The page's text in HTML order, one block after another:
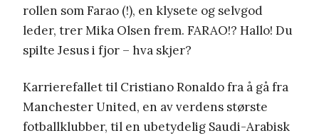
rollen som Farao (!), en klysete og selvgod
leder, trer Mika Olsen frem. FARAO!? Hallo! Du
spilte Jesus i fjor – hva skjer?
Karrierefallet til Cristiano Ronaldo fra å gå fra
Manchester United, en av verdens største
fotballklubber, til en ubetydelig Saudi-Arabisk